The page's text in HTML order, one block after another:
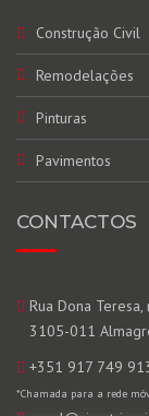
Construção Civil
Remodelações
Pinturas
Pavimentos
CONTACTOS
Rua Dona
3105-011
+351 917 749
*Chamada para a rede